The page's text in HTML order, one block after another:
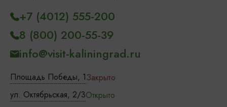
Площадь Победы, 1Закрыто
ул. Октябрьская, 2/3Открыто
+7 (4012) 555-200
8 (800) 200-55-39
info@visit-kaliningrad.ru